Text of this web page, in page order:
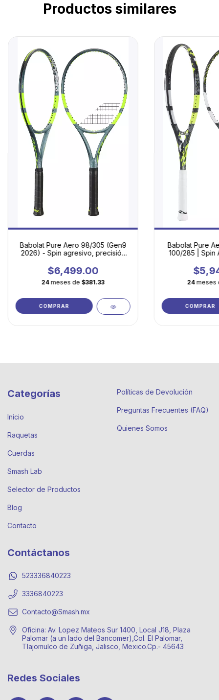
Productos similares
Babolat Pure Aero 98/305 (Gen9
2026) - Spin agresivo, precisión
$6,499.00
24 meses de $381.33
COMPRAR
Babolat Pure
100/285 | Spin
24 meses
COMPRAR
Categorías
Inicio
Raquetas
Cuerdas
Smash Lab
Selector de Productos
Blog
Contacto
Políticas de Devolución
Preguntas Frecuentes (FAQ)
Quienes Somos
Contáctanos
523336840223
3336840223
Contacto@Smash.mx
Oficina: Av. Lopez Mateos Sur 1400, Local J18, Plaza
Palomar (a un lado del Bancomer),Col. El Palomar,
Tlajomulco de Zuñiga, Jalisco, Mexico.Cp.- 45643
Redes Sociales